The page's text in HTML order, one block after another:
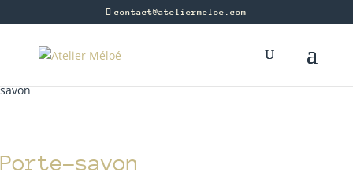
contact@ateliermeloe.com
savon
Porte-savon